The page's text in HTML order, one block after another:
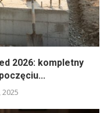
2026: kompletny